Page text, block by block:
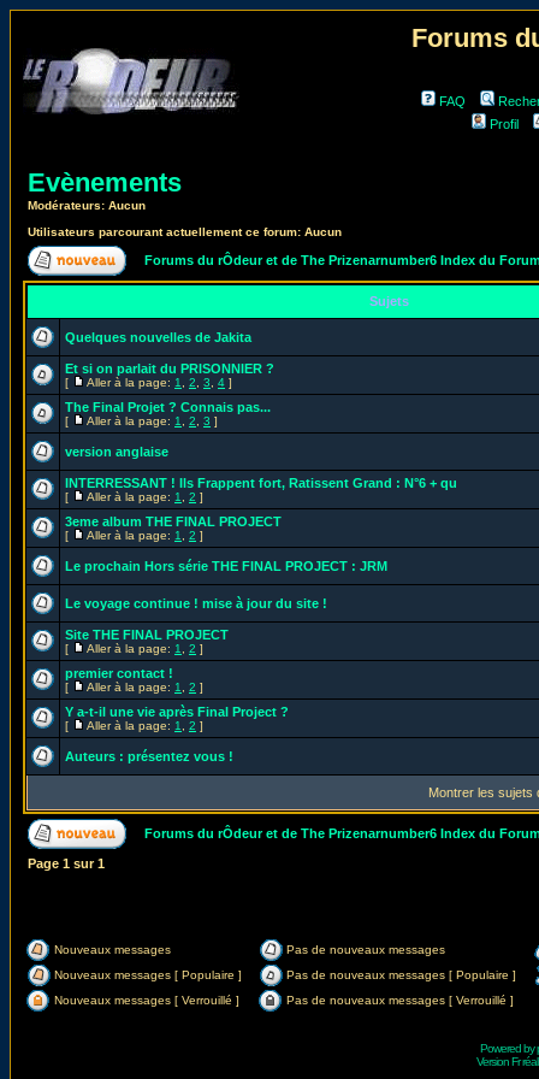
Forums
FAQ
Profil
Evènements
Modérateurs: Aucun
Utilisateurs parcourant actuellement ce forum: Aucun
Forums du rÔdeur et de The Prizenarnumber6 Index du
Sujets
Quelques nouvelles de Jakita
Et si on parlait du PRISONNIER ?
[ Aller à la page: 1 2 3 4 ]
The Final Projet ? Connais pas...
[ Aller à la page: 1 2 3 ]
version anglaise
INTERRESSANT ! Ils Frappent fort, Ratissent Grand : N°6 + qu
[ Aller à la page: 1 2 ]
3eme album THE FINAL PROJECT
[ Aller à la page: 1 2 ]
Le prochain Hors série THE FINAL PROJECT : JRM
Le voyage continue ! mise à jour du site !
Site THE FINAL PROJECT
[ Aller à la page: 1 2 ]
premier contact !
[ Aller à la page: 1 2 ]
Y a-t-il une vie après Final Project ?
[ Aller à la page: 1 2 ]
Auteurs : présentez vous !
Montrer les sujets
Forums du rÔdeur et de The Prizenarnumber6 Index du
Page 1 sur1
Nouveaux messages
Pas de nouveaux messages
Nouveaux messages [ Populaire ]
Pas de nouveaux messages [ Populaire ]
Nouveaux messages [ Verrouillé ]
Pas de nouveaux messages [ Verrouillé ]
Powered by
Version Fr